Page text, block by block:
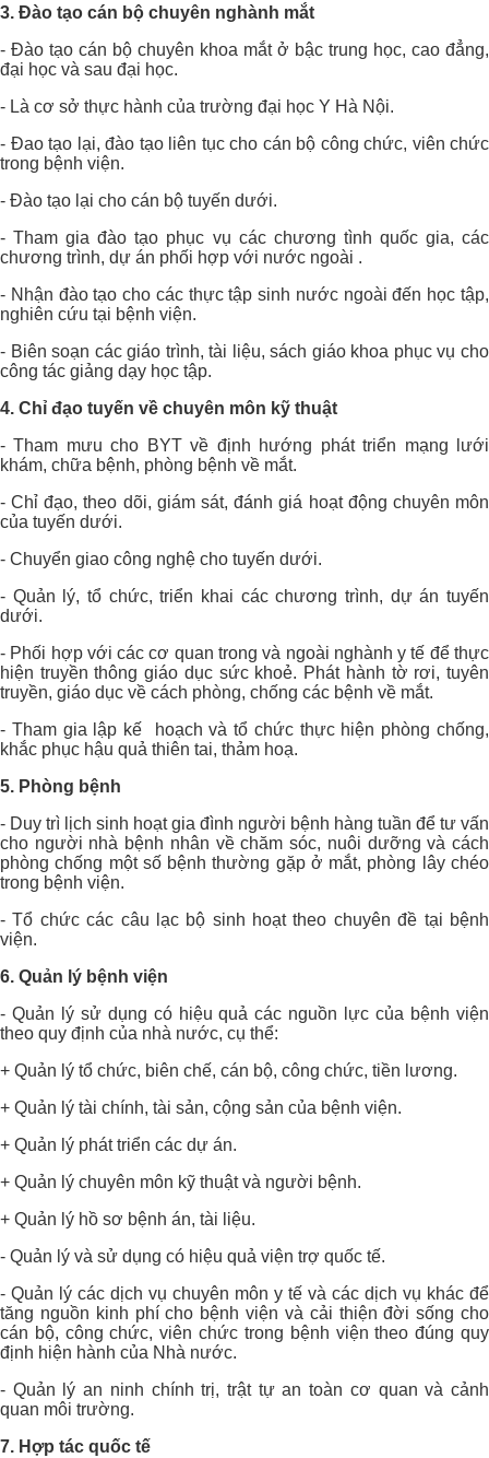
3. Đào tạo cán bộ chuyên nghành mắt
- Đào tạo cán bộ chuyên khoa mắt ở bậc trung học, cao đẳng,
đại học và sau đại học.
- Là cơ sở thực hành của trường đại học Y Hà Nội.
- Đao tạo lại, đào tạo liên tục cho cán bộ công chức, viên chức
trong bệnh viện.
- Đào tạo lại cho cán bộ tuyến dưới.
- Tham gia đào tạo phục vụ các chương tình quốc gia, các
chương trình, dự án phối hợp với nước ngoài .
- Nhận đào tạo cho các thực tập sinh nước ngoài đến học tập,
nghiên cứu tại bệnh viện.
- Biên soạn các giáo trình, tài liệu, sách giáo khoa phục vụ cho
công tác giảng dạy học tập.
4. Chỉ đạo tuyến về chuyên môn kỹ thuật
- Tham mưu cho BYT về định hướng phát triển mạng lưới
khám, chữa bệnh, phòng bệnh về mắt.
- Chỉ đạo, theo dõi, giám sát, đánh giá hoạt động chuyên môn
của tuyến dưới.
- Chuyển giao công nghệ cho tuyến dưới.
- Quản lý, tổ chức, triển khai các chương trình, dự án tuyến
dưới.
- Phối hợp với các cơ quan trong và ngoài nghành y tế để thực
hiện truyền thông giáo dục sức khoẻ. Phát hành tờ rơi, tuyên
truyền, giáo dục về cách phòng, chống các bệnh về mắt.
- Tham gia lập kế hoạch và tổ chức thực hiện phòng chống,
khắc phục hậu quả thiên tai, thảm hoạ.
5. Phòng bệnh
- Duy trì lịch sinh hoạt gia đình người bệnh hàng tuần để tư vấn
cho người nhà bệnh nhân về chăm sóc, nuôi dưỡng và cách
phòng chống một số bệnh thường gặp ở mắt, phòng lây chéo
trong bệnh viện.
- Tổ chức các câu lạc bộ sinh hoạt theo chuyên đề tại bệnh
viện.
6. Quản lý bệnh viện
- Quản lý sử dụng có hiệu quả các nguồn lực của bệnh viện
theo quy định của nhà nước, cụ thể:
+ Quản lý tổ chức, biên chế, cán bộ, công chức, tiền lương.
+ Quản lý tài chính, tài sản, cộng sản của bệnh viện.
+ Quản lý phát triển các dự án.
+ Quản lý chuyên môn kỹ thuật và người bệnh.
+ Quản lý hồ sơ bệnh án, tài liệu.
- Quản lý và sử dụng có hiệu quả viện trợ quốc tế.
- Quản lý các dịch vụ chuyên môn y tế và các dịch vụ khác để
tăng nguồn kinh phí cho bệnh viện và cải thiện đời sống cho
cán bộ, công chức, viên chức trong bệnh viện theo đúng quy
định hiện hành của Nhà nước.
- Quản lý an ninh chính trị, trật tự an toàn cơ quan và cảnh
quan môi trường.
7. Hợp tác quốc tế